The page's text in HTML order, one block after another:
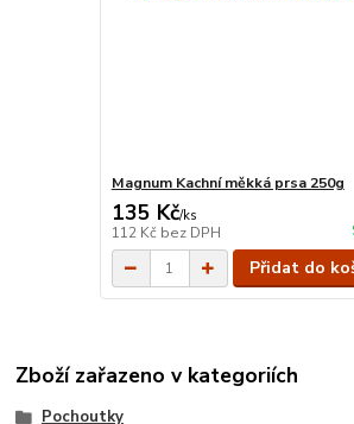
Magnum Kachní měkká prsa 250g
135 Kč/ks
112 Kč bez DPH
Přidat do
Zboží zařazeno v kategoriích
Pochoutky